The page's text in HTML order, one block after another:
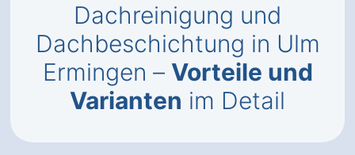
Dachreinigung und
Dachbeschichtung in Ulm
Ermingen – Vorteile und
Varianten im Detail